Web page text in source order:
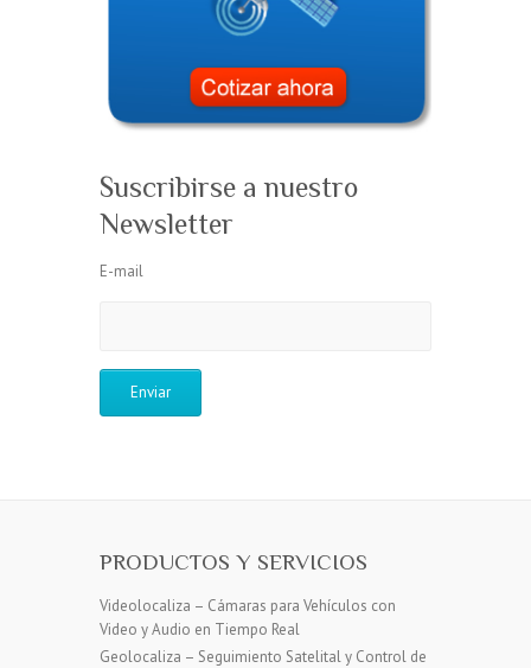
Suscribirse a nuestro
Newsletter
E-mail
PRODUCTOS Y SERVICIOS
Videolocaliza – Cámaras para Vehículos con
Video y Audio en Tiempo Real
Geolocaliza – Seguimiento Satelital y Control de